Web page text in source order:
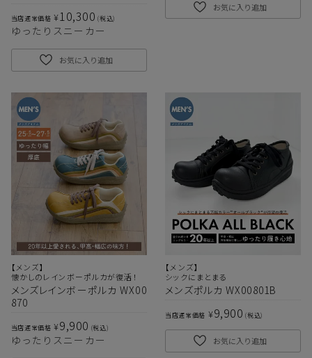
当店通常価格 ¥10,300 税込
ゆったりスニーカー
お気に入り追加
お気に入り追加
【メンズ】
懐かしのレインボーポルカが復活！
メンズレインボーポルカ WX00
870
当店通常価格 ¥9,900 税込
ゆったりスニーカー
【メンズ】
シックにまとまる
メンズポルカ WX00801B
当店通常価格 ¥9,900 税込
お気に入り追加
サイズ
ヒールの高さ
絞り込んで検索する